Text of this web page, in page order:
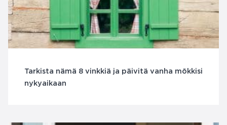
Tarkista nämä 8 vinkkiä ja päivitä vanha mökkisi
nykyaikaan